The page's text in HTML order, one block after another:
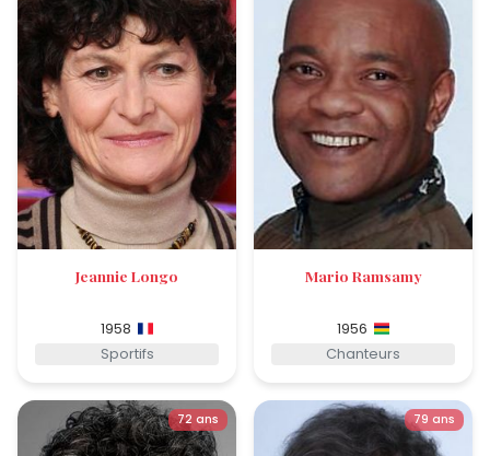
Jeannie Longo
1958
Sportifs
Mario Ramsamy
1956
Chanteurs
72 ans 79 ans